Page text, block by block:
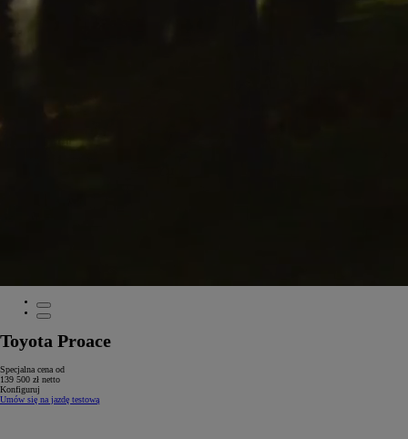
Toyota Proace
Specjalna cena od
139 500 zł netto
Konfiguruj
Umów się na jazdę testową